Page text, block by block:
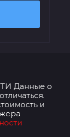
Данные о
и